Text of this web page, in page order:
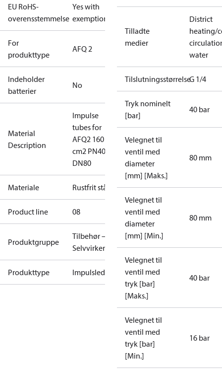
EU RoHS-
overensstemmelse
Yes with
exemptions
For
produkttype
AFQ 2
Indeholder
batterier
No
Material
Description
Impulse
tubes for
AFQ2 160
cm2 PN40
DN80
Materiale Rustfrit stål
Product line 08
Produktgruppe
Tilbehør –
Selvvirkenderegulatorer
Produkttype Impulsledninger
Tilladte
medier
District
heating/
water
TilslutningsstørrelseG 1/4
Tryk nominelt
[bar]
40 bar
Velegnet til
ventil med
diameter
[mm] [Maks.]
80 mm
Velegnet til
ventil med
diameter
[mm] [Min.]
80 mm
Velegnet til
ventil med
tryk [bar]
[Maks.]
40 bar
Velegnet til
ventil med
tryk [bar]
[Min.]
16 bar